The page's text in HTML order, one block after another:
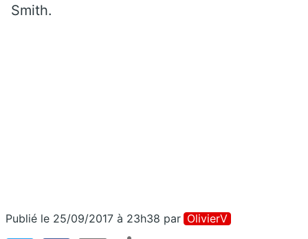
Smith.
Publié le 25/09/2017 à 23h38 par OlivierV